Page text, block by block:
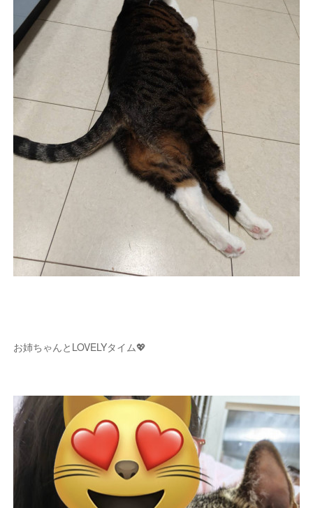
お姉ちゃんとLOVELYタイム💖